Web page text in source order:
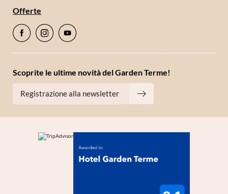
Offerte
Scoprite le ultime novità del Garden Terme!
Registrazione alla newsletter